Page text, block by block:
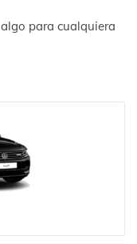
para cualquiera